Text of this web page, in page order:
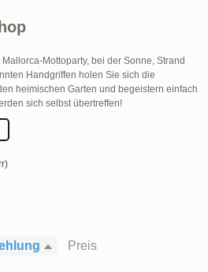
Mottoparty, bei der Sonne, Strand
Handgriffen holen Sie sich die
heimischen Garten und begeistern einfach
sich selbst übertreffen!
Preis